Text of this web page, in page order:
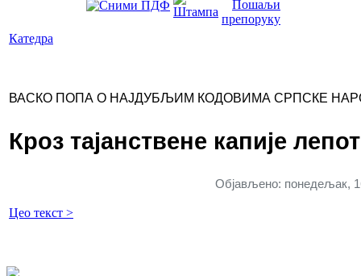
Катедра
ВАСКО ПОПА О НАЈДУБЉИМ КОДОВИМА СРПСКЕ
Кроз тајанствене капије
Објављено: понедељак,
Цео текст >